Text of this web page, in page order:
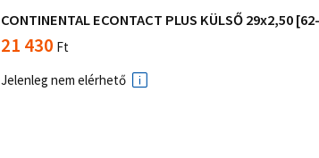
CONTINENTAL ECONTACT PLUS KÜLSŐ 29x2,50
21 430 Ft
Jelenleg nem elérhető